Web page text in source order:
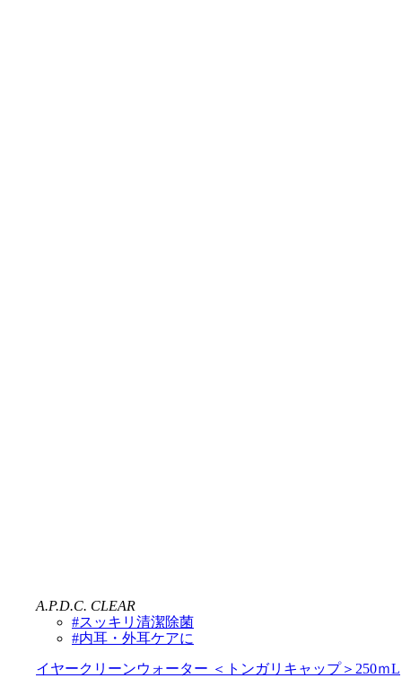
A.P.D.C. CLEAR
#スッキリ清潔除菌
#内耳・外耳ケアに
イヤークリーンウォーター ＜トンガリキャップ＞250ｍL